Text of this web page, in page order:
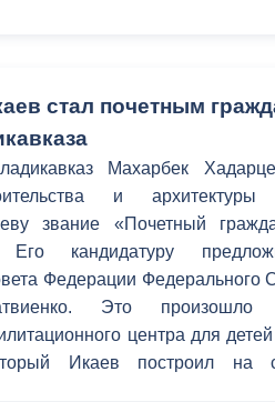
стал почетным
Махарбек
и архитектуры
звание «Почетный
Его кандидатуру
Федерации Федерального
Это
центра для
Икаев построил на